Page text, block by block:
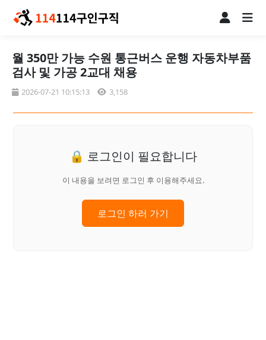
월 350만 가능 수원 통근버스 운행 자동차부품
검사 및 가공 2교대 채용
2026-07-21 10:15:13 3,158
🔒 로그인이 필요합니다
이 내용을 보려면 로그인 후 이용해주세요.
로그인 하러 가기